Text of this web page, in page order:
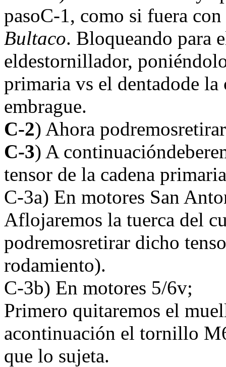
pasoC-1, como si fuera
Bultaco. Bloqueando para
eldestornillador,
primaria vs el dentadode la
embrague.
C-2) Ahora
C-3) A
tensor de la cadena
C-3a) En motores San
Aflojaremos la tuerca del
podremosretirar dicho
rodamiento).
C-3b) En motores 5/6v;
Primero quitaremos el
acontinuación el tornillo
que lo sujeta.